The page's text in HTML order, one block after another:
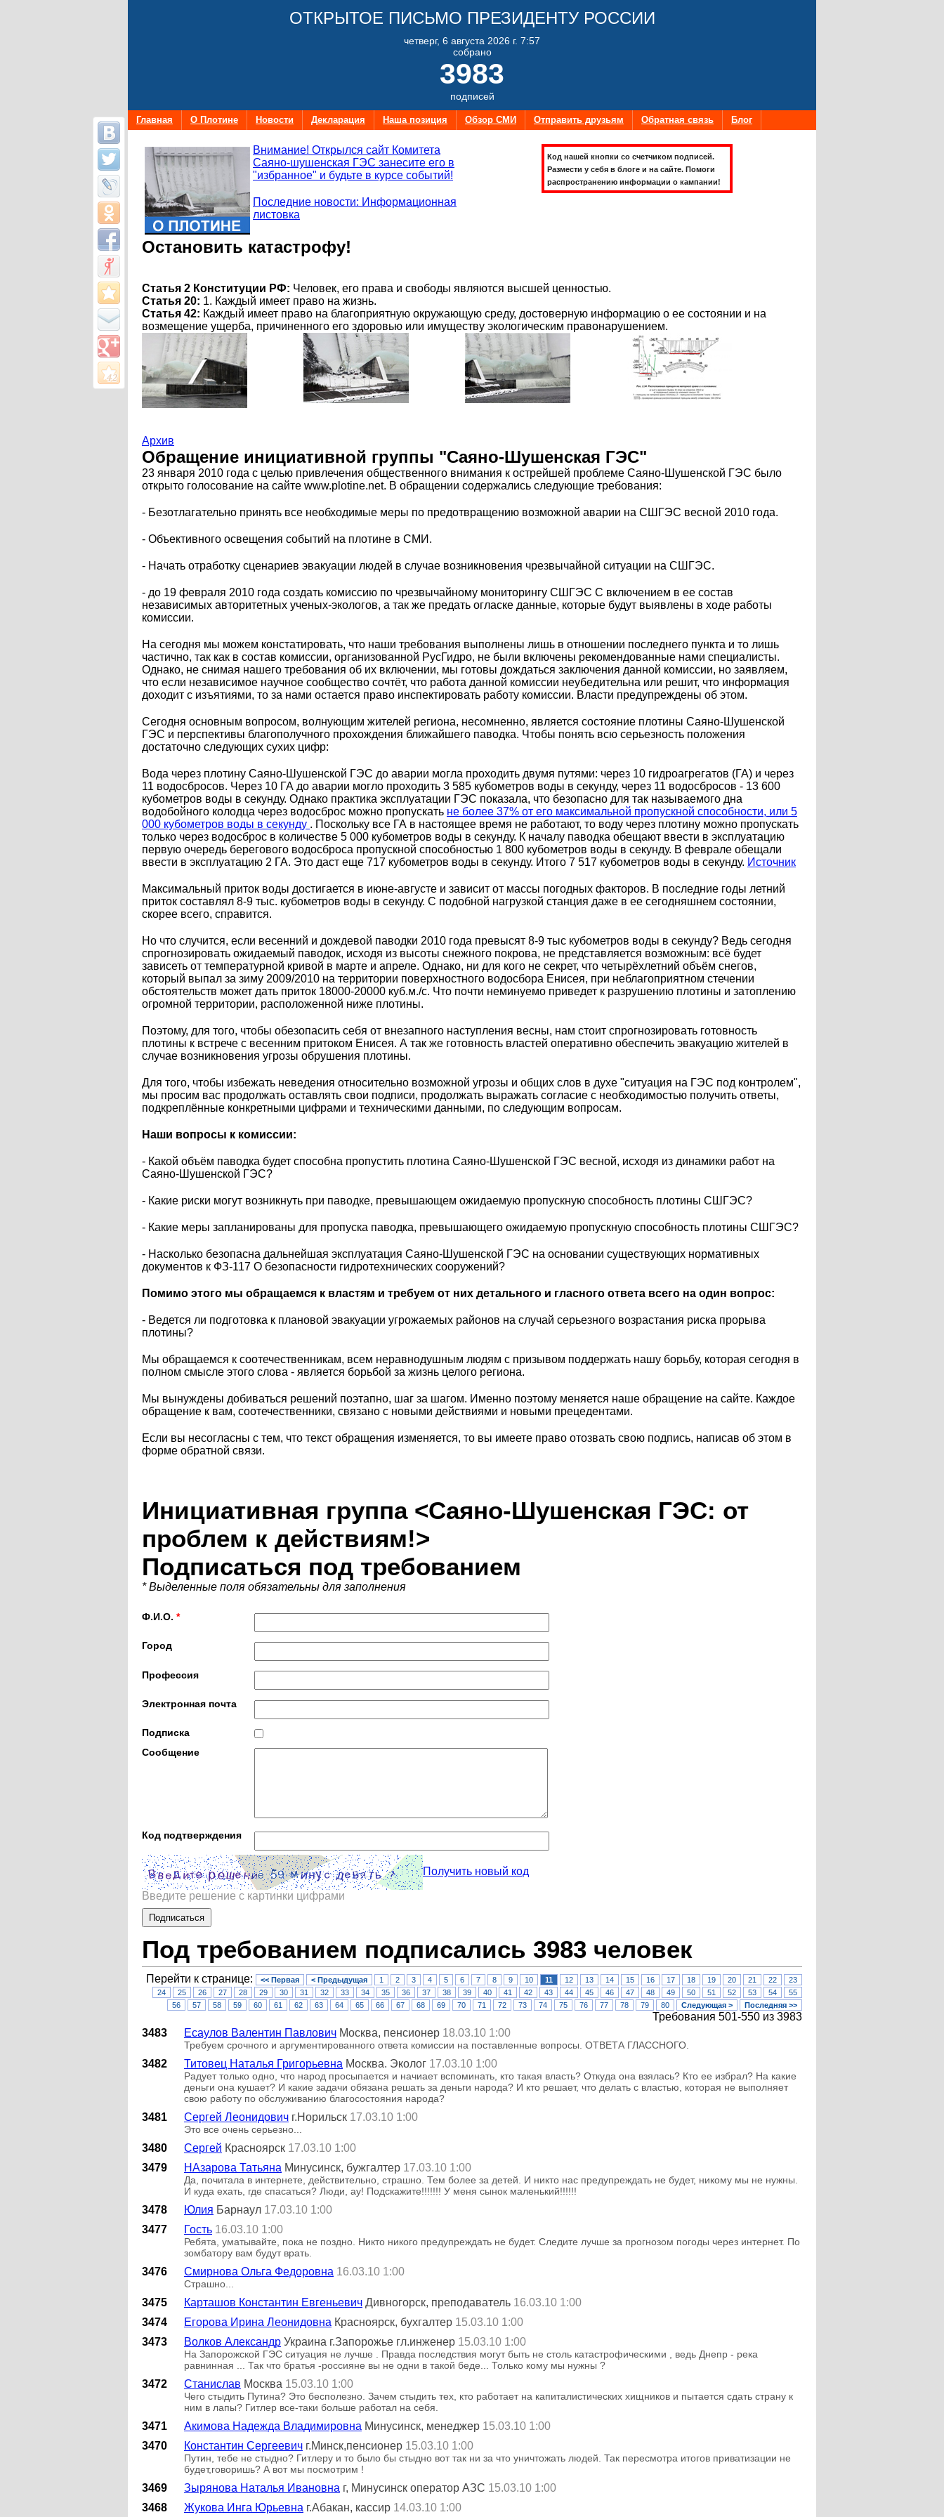
ОТКРЫТОЕ ПИСЬМО ПРЕЗИДЕНТУ РОССИИ
четверг, 6 августа 2026 г. 7:57
собрано
3983
подписей
Главная О Плотине Новости Декларация Наша позиция Обзор СМИ Отправить друзьям Обратная связь Блог
Внимание! Открылся сайт Комитета
Саяно-шушенская ГЭС занесите его в
"избранное" и будьте в курсе событий!
Последние новости: Информационная
листовка
Код нашей кнопки со счетчиком подписей.
Размести у себя в блоге и на сайте. Помоги
распространению информации о кампании!
Остановить катастрофу!
Статья 2 Конституции РФ: Человек, его права и свободы являются высшей ценностью.
Статья 20: 1. Каждый имеет право на жизнь.
Статья 42: Каждый имеет право на благоприятную окружающую среду, достоверную информацию о ее состоянии и на
возмещение ущерба, причиненного его здоровью или имуществу экологическим правонарушением.
Архив
Обращение инициативной группы "Саяно-Шушенская ГЭС"
23 января 2010 года с целью привлечения общественного внимания к острейшей проблеме Саяно-Шушенской ГЭС было
открыто голосование на сайте www.plotine.net. В обращении содержались следующие требования:
- Безотлагательно принять все необходимые меры по предотвращению возможной аварии на СШГЭС весной 2010 года.
- Объективного освещения событий на плотине в СМИ.
- Начать отработку сценариев эвакуации людей в случае возникновения чрезвычайной ситуации на СШГЭС.
- до 19 февраля 2010 года создать комиссию по чрезвычайному мониторингу СШГЭС С включением в ее состав
независимых авторитетных ученых-экологов, а так же предать огласке данные, которые будут выявлены в ходе работы
комиссии.
На сегодня мы можем констатировать, что наши требования выполнены лишь в отношении последнего пункта и то лишь
частично, так как в состав комиссии, организованной РусГидро, не были включены рекомендованные нами специалисты.
Однако, не снимая нашего требования об их включении, мы готовы дождаться заключения данной комиссии, но заявляем,
что если независимое научное сообщество сочтёт, что работа данной комиссии неубедительна или решит, что информация
доходит с изъятиями, то за нами остается право инспектировать работу комиссии. Власти предупреждены об этом.
Сегодня основным вопросом, волнующим жителей региона, несомненно, является состояние плотины Саяно-Шушенской
ГЭС и перспективы благополучного прохождения ближайшего паводка. Чтобы понять всю серьезность положения
достаточно следующих сухих цифр:
Вода через плотину Саяно-Шушенской ГЭС до аварии могла проходить двумя путями: через 10 гидроагрегатов (ГА) и через
11 водосбросов. Через 10 ГА до аварии могло проходить 3 585 кубометров воды в секунду, через 11 водосбросов - 13 600
кубометров воды в секунду. Однако практика эксплуатации ГЭС показала, что безопасно для так называемого дна
водобойного колодца через водосброс можно пропускать не более 37% от его максимальной пропускной способности, или 5
000 кубометров воды в секунду . Поскольку все ГА в настоящее время не работают, то воду через плотину можно пропускать
только через водосброс в количестве 5 000 кубометров воды в секунду. К началу паводка обещают ввести в эксплуатацию
первую очередь берегового водосброса пропускной способностью 1 800 кубометров воды в секунду. В феврале обещали
ввести в эксплуатацию 2 ГА. Это даст еще 717 кубометров воды в секунду. Итого 7 517 кубометров воды в секунду. Источник
Максимальный приток воды достигается в июне-августе и зависит от массы погодных факторов. В последние годы летний
приток составлял 8-9 тыс. кубометров воды в секунду. С подобной нагрузкой станция даже в ее сегодняшнем состоянии,
скорее всего, справится.
Но что случится, если весенний и дождевой паводки 2010 года превысят 8-9 тыс кубометров воды в секунду? Ведь сегодня
спрогнозировать ожидаемый паводок, исходя из высоты снежного покрова, не представляется возможным: всё будет
зависеть от температурной кривой в марте и апреле. Однако, ни для кого не секрет, что четырёхлетний объём снегов,
который выпал за зиму 2009/2010 на территории поверхностного водосбора Енисея, при неблагоприятном стечении
обстоятельств может дать приток 18000-20000 куб.м./с. Что почти неминуемо приведет к разрушению плотины и затоплению
огромной территории, расположенной ниже плотины.
Поэтому, для того, чтобы обезопасить себя от внезапного наступления весны, нам стоит спрогнозировать готовность
плотины к встрече с весенним притоком Енисея. А так же готовность властей оперативно обеспечить эвакуацию жителей в
случае возникновения угрозы обрушения плотины.
Для того, чтобы избежать неведения относительно возможной угрозы и общих слов в духе "ситуация на ГЭС под контролем",
мы просим вас продолжать оставлять свои подписи, продолжать выражать согласие с необходимостью получить ответы,
подкреплённые конкретными цифрами и техническими данными, по следующим вопросам.
Наши вопросы к комиссии:
- Какой объём паводка будет способна пропустить плотина Саяно-Шушенской ГЭС весной, исходя из динамики работ на
Саяно-Шушенской ГЭС?
- Какие риски могут возникнуть при паводке, превышающем ожидаемую пропускную способность плотины СШГЭС?
- Какие меры запланированы для пропуска паводка, превышающего ожидаемую пропускную способность плотины СШГЭС?
- Насколько безопасна дальнейшая эксплуатация Саяно-Шушенской ГЭС на основании существующих нормативных
документов к ФЗ-117 О безопасности гидротехнических сооружений?
Помимо этого мы обращаемся к властям и требуем от них детального и гласного ответа всего на один вопрос:
- Ведется ли подготовка к плановой эвакуации угрожаемых районов на случай серьезного возрастания риска прорыва
плотины?
Мы обращаемся к соотечественникам, всем неравнодушным людям с призывом поддержать нашу борьбу, которая сегодня в
полном смысле этого слова - является борьбой за жизнь целого региона.
Мы вынуждены добиваться решений поэтапно, шаг за шагом. Именно поэтому меняется наше обращение на сайте. Каждое
обращение к вам, соотечественники, связано с новыми действиями и новыми прецедентами.
Если вы несогласны с тем, что текст обращения изменяется, то вы имеете право отозвать свою подпись, написав об этом в
форме обратной связи.
Инициативная группа <Саяно-Шушенская ГЭС: от
проблем к действиям!>
Подписаться под требованием
* Выделенные поля обязательны для заполнения
Ф.И.О. *
Город
Профессия
Электронная почта
Подписка
Сообщение
Код подтверждения
Получить новый код
Введите решение с картинки цифрами
Под требованием подписались 3983 человек
Перейти к странице: << Первая < Предыдущая 1 2 3 4 5 6 7 8 9 10 11 12 13 14 15 16 17 18 19 20 21 22
23
24
25 26 27 28 29 30 31 32 33 34 35 36 37 38 39 40 41 42 43 44 45 46 47 48 49 50 51 52 53 54
55
56
57 58 59 60 61 62 63 64 65 66 67 68 69 70 71 72 73 74 75 76 77 78 79 80 Следующая > Последняя >>
Требования 501-550 из 3983
3483
Есаулов Валентин Павлович Москва, пенсионер 18.03.10 1:00
Требуем срочного и аргументированного ответа комиссии на поставленные вопросы. ОТВЕТА ГЛАССНОГО.
3482 Титовец Наталья Григорьевна Москва. Эколог 17.03.10 1:00
Радует только одно, что народ просыпается и начиает вспоминать, кто такая власть? Откуда она взялась? Кто ее избрал? На какие
деньги она кушает? И какие задачи обязана решать за деньги народа? И кто решает, что делать с властью, которая не выполняет
свою работу по обслуживанию благосостояния народа?
3481 Сергей Леонидович г.Норильск 17.03.10 1:00
Это все очень серьезно...
3480 Сергей Красноярск 17.03.10 1:00
3479
НАзарова Татьяна Минусинск, бужгалтер 17.03.10 1:00
Да, почитала в интернете, действительно, страшно. Тем более за детей. И никто нас предупреждать не будет, никому мы не нужны.
И куда ехать, где спасаться? Люди, ау! Подскажите!!!!!!! У меня сынок маленький!!!!!!
3478 Юлия Барнаул 17.03.10 1:00
3477
Гость 16.03.10 1:00
Ребята, уматывайте, пока не поздно. Никто никого предупреждать не будет. Следите лучше за прогнозом погоды через интернет. По
зомбатору вам будут врать.
3476 Смирнова Ольга Федоровна 16.03.10 1:00
Страшно...
3475 Карташов Константин Евгеньевич Дивногорск, преподаватель 16.03.10 1:00
3474
Егорова Ирина Леонидовна Красноярск, бухгалтер 15.03.10 1:00
3473
Волков Александр Украина г.Запорожье гл.инженер 15.03.10 1:00
На Запорожской ГЭС ситуация не лучше . Правда последствия могут быть не столь катастрофическими , ведь Днепр - река
равнинная ... Так что братья -россияне вы не одни в такой беде... Только кому мы нужны ?
3472 Станислав Москва 15.03.10 1:00
Чего стыдить Путина? Это бесполезно. Зачем стыдить тех, кто работает на капиталистических хищников и пытается сдать страну к
ним в лапы? Гитлер все-таки больше работал на себя.
3471 Акимова Надежда Владимировна Минусинск, менеджер 15.03.10 1:00
3470
Константин Сергеевич г.Минск,пенсионер 15.03.10 1:00
Путин, тебе не стыдно? Гитлеру и то было бы стыдно вот так ни за что уничтожать людей. Так пересмотра итогов приватизации не
будет,говоришь? А вот мы посмотрим !
3469 Зырянова Наталья Ивановна г, Минусинск оператор АЗС 15.03.10 1:00
3468
Жукова Инга Юрьевна г.Абакан, кассир 14.03.10 1:00